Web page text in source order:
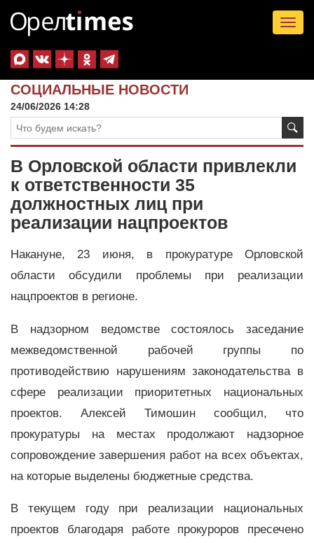
СОЦИАЛЬНЫЕ НОВОСТИ
24/06/2026 14:28
В Орловской области привлекли
к ответственности 35
должностных лиц при
реализации нацпроектов
Накануне, 23 июня, в прокуратуре Орловской
области обсудили проблемы при реализации
нацпроектов в регионе.
В надзорном ведомстве состоялось заседание
межведомственной рабочей группы по
противодействию нарушениям законодательства в
сфере реализации приоритетных национальных
проектов. Алексей Тимошин сообщил, что
прокуратуры на местах продолжают надзорное
сопровождение завершения работ на всех объектах,
на которые выделены бюджетные средства.
В текущем году при реализации национальных
проектов благодаря работе прокуроров пресечено